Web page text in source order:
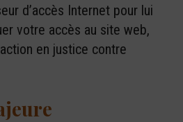
d’accès Internet pour lui
votre accès au site web,
en justice contre